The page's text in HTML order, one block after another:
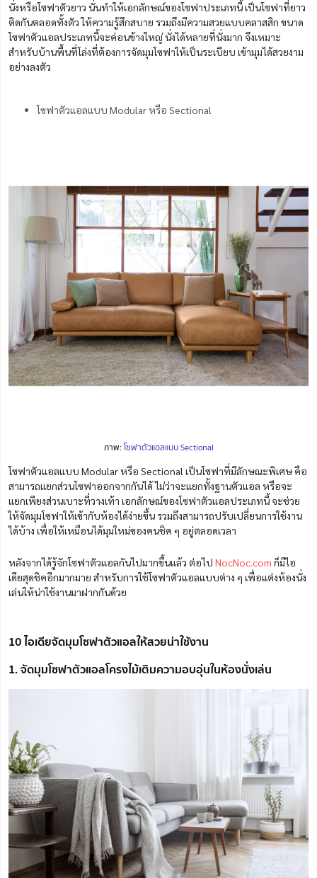
นั่งหรือโซฟาตัวยาว นั่นทำให้เอกลักษณ์ของโซฟาประเภทนี้ เป็นโซฟาที่ยาว
ติดกันตลอดทั้งตัว ให้ความรู้สึกสบาย รวมถึงมีความสวยแบบคลาสสิก ขนาด
โซฟาตัวแอลประเภทนี้จะค่อนข้างใหญ่ นั่งได้หลายที่นั่งมาก จึงเหมาะ
สำหรับบ้านพื้นที่โล่งที่ต้องการจัดมุมโซฟาให้เป็นระเบียบ เข้ามุมได้สวยงาม
อย่างลงตัว
โซฟาตัวแอลแบบ Modular หรือ Sectional
ภาพ:โซฟาตัวแอลแบบ Sectional
โซฟาตัวแอลแบบ Modular หรือ Sectional เป็นโซฟาที่มีลักษณะพิเศษ คือ
สามารถแยกส่วนโซฟาออกจากกันได้ ไม่ว่าจะแยกทั้งฐานตัวแอล หรือจะ
แยกเพียงส่วนเบาะที่วางเท้า เอกลักษณ์ของโซฟาตัวแอลประเภทนี้ จะช่วย
ให้จัดมุมโซฟาให้เข้ากับห้องได้ง่ายขึ้น รวมถึงสามารถปรับเปลี่ยนการใช้งาน
ได้บ้าง เพื่อให้เหมือนได้มุมใหม่ของคนชิค ๆ อยู่ตลอดเวลา
หลังจากได้รู้จักโซฟาตัวแอลกันไปมากขึ้นแล้ว ต่อไป NocNoc.com ก็มีไอ
เดียสุดชิคอีกมากมาย สำหรับการใช้โซฟาตัวแอลแบบต่าง ๆ เพื่อแต่งห้องนั่ง
เล่นให้น่าใช้งานมาฝากกันด้วย
10 ไอเดียจัดมุมโซฟาตัวแอลให้สวยน่าใช้งาน
1. จัดมุมโซฟาตัวแอลโครงไม้เติมความอบอุ่นในห้องนั่งเล่น